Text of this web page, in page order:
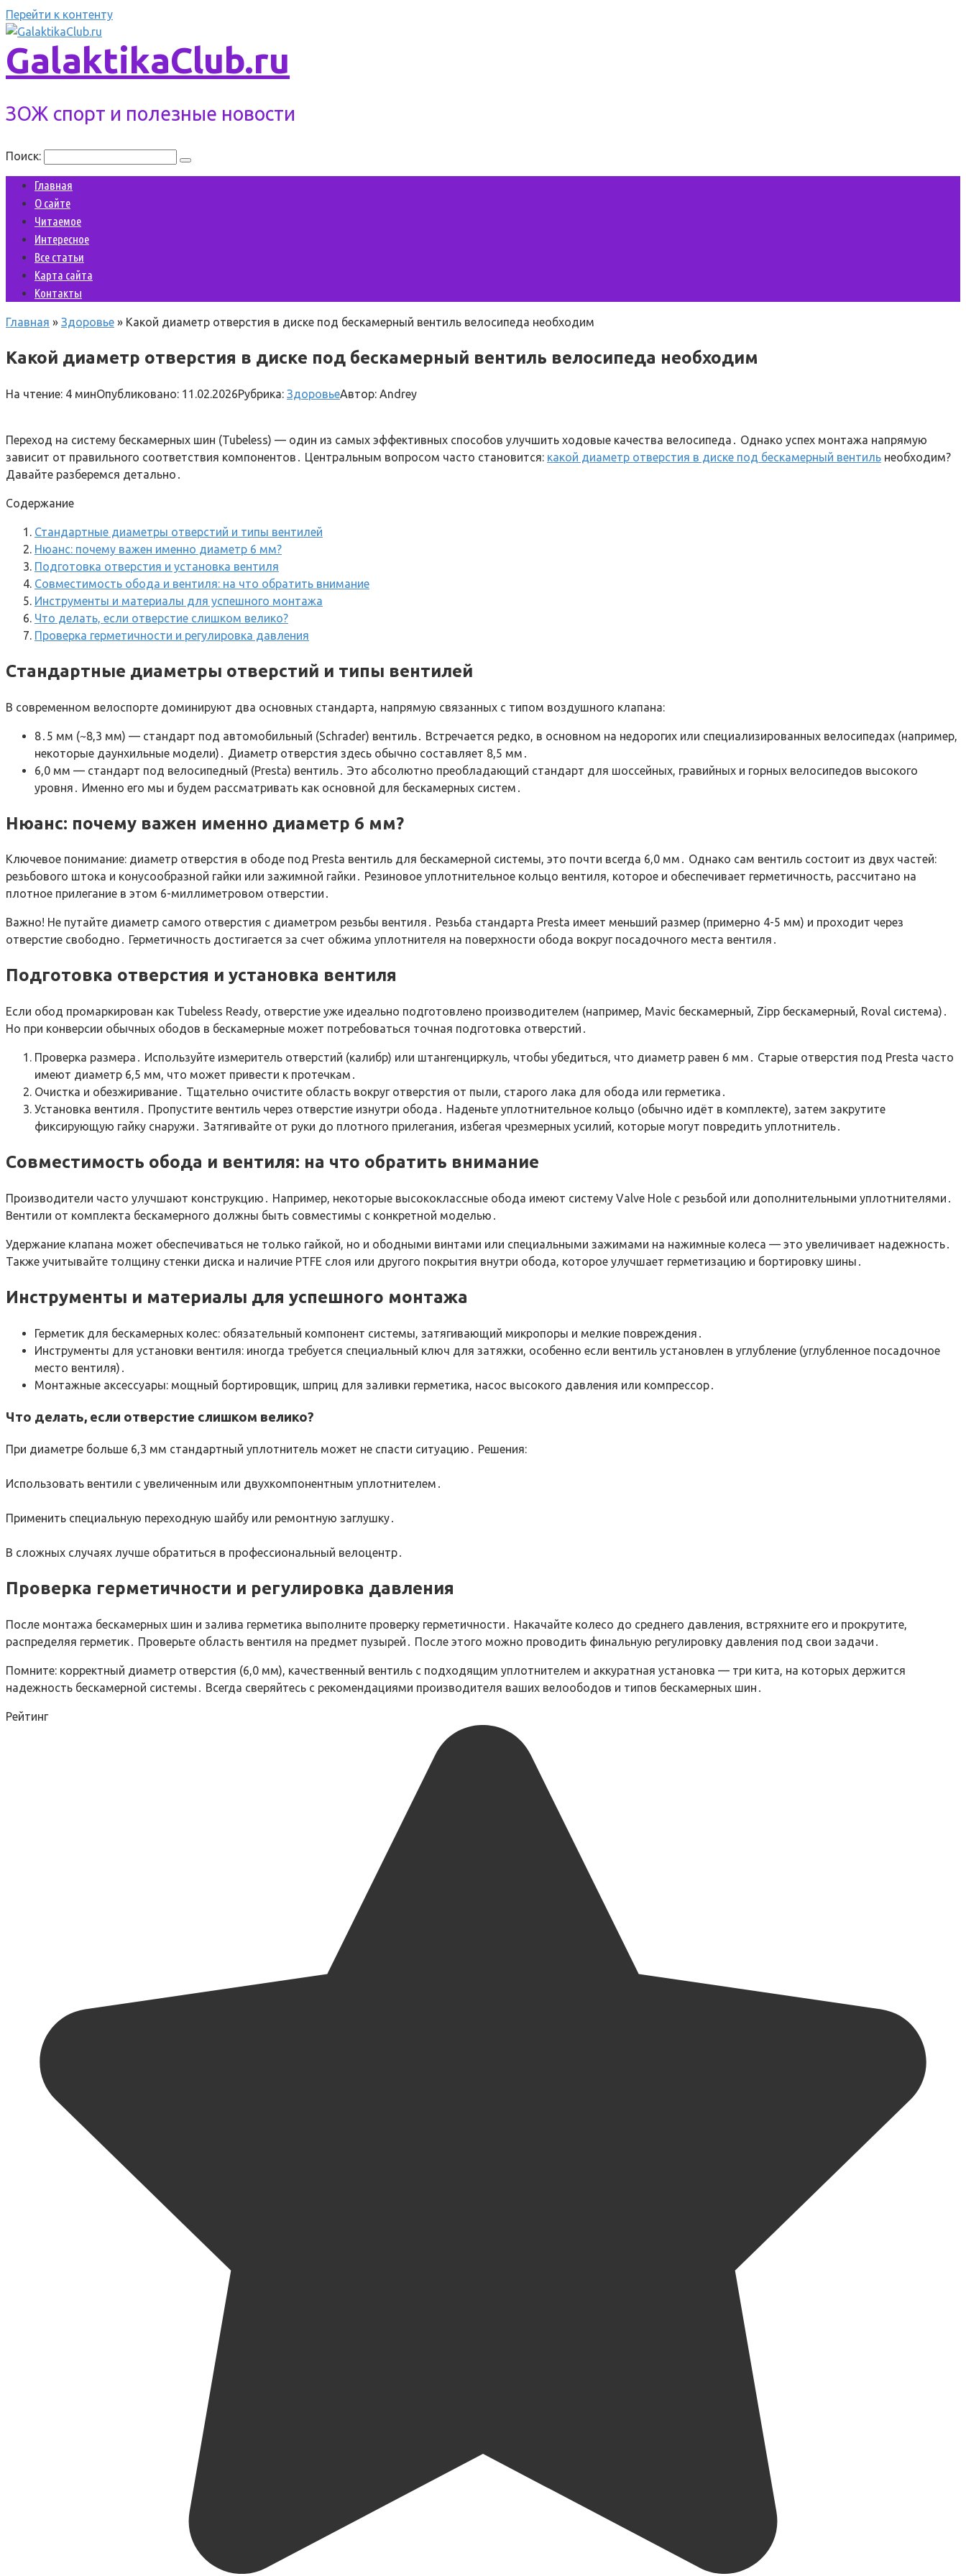
Перейти к контенту
GalaktikaClub.ru
ЗОЖ спорт и полезные новости
Поиск:
Главная
О сайте
Читаемое
Интересное
Все статьи
Карта сайта
Контакты
Главная » Здоровье » Какой диаметр отверстия в диске под бескамерный вентиль велосипеда необходим
Какой диаметр отверстия в диске под бескамерный вентиль велосипеда необходим
На чтение: 4 минОпубликовано: 11.02.2026Рубрика: ЗдоровьеАвтор: Andrey
Переход на систему бескамерных шин (Tubeless) — один из самых эффективных способов улучшить ходовые качества велосипеда․ Однако успех монтажа напрямую
зависит от правильного соответствия компонентов․ Центральным вопросом часто становится: какой диаметр отверстия в диске под бескамерный вентиль необходим?
Давайте разберемся детально․
Содержание
Стандартные диаметры отверстий и типы вентилей
Нюанс: почему важен именно диаметр 6 мм?
Подготовка отверстия и установка вентиля
Совместимость обода и вентиля: на что обратить внимание
Инструменты и материалы для успешного монтажа
Что делать, если отверстие слишком велико?
Проверка герметичности и регулировка давления
Стандартные диаметры отверстий и типы вентилей
В современном велоспорте доминируют два основных стандарта, напрямую связанных с типом воздушного клапана:
8․5 мм (~8,3 мм) — стандарт под автомобильный (Schrader) вентиль․ Встречается редко, в основном на недорогих или специализированных велосипедах (например,
некоторые даунхильные модели)․ Диаметр отверстия здесь обычно составляет 8,5 мм․
6,0 мм — стандарт под велосипедный (Presta) вентиль․ Это абсолютно преобладающий стандарт для шоссейных, гравийных и горных велосипедов высокого
уровня․ Именно его мы и будем рассматривать как основной для бескамерных систем․
Нюанс: почему важен именно диаметр 6 мм?
Ключевое понимание: диаметр отверстия в ободе под Presta вентиль для бескамерной системы, это почти всегда 6,0 мм․ Однако сам вентиль состоит из двух частей:
резьбового штока и конусообразной гайки или зажимной гайки․ Резиновое уплотнительное кольцо вентиля, которое и обеспечивает герметичность, рассчитано на
плотное прилегание в этом 6-миллиметровом отверстии․
Важно! Не путайте диаметр самого отверстия с диаметром резьбы вентиля․ Резьба стандарта Presta имеет меньший размер (примерно 4-5 мм) и проходит через
отверстие свободно․ Герметичность достигается за счет обжима уплотнителя на поверхности обода вокруг посадочного места вентиля․
Подготовка отверстия и установка вентиля
Если обод промаркирован как Tubeless Ready, отверстие уже идеально подготовлено производителем (например, Mavic бескамерный, Zipp бескамерный, Roval система)․
Но при конверсии обычных ободов в бескамерные может потребоваться точная подготовка отверстий․
Проверка размера․ Используйте измеритель отверстий (калибр) или штангенциркуль, чтобы убедиться, что диаметр равен 6 мм․ Старые отверстия под Presta часто
имеют диаметр 6,5 мм, что может привести к протечкам․
Очистка и обезжиривание․ Тщательно очистите область вокруг отверстия от пыли, старого лака для обода или герметика․
Установка вентиля․ Пропустите вентиль через отверстие изнутри обода․ Наденьте уплотнительное кольцо (обычно идёт в комплекте), затем закрутите
фиксирующую гайку снаружи․ Затягивайте от руки до плотного прилегания, избегая чрезмерных усилий, которые могут повредить уплотнитель․
Совместимость обода и вентиля: на что обратить внимание
Производители часто улучшают конструкцию․ Например, некоторые высококлассные обода имеют систему Valve Hole с резьбой или дополнительными уплотнителями․
Вентили от комплекта бескамерного должны быть совместимы с конкретной моделью․
Удержание клапана может обеспечиваться не только гайкой, но и ободными винтами или специальными зажимами на нажимные колеса — это увеличивает надежность․
Также учитывайте толщину стенки диска и наличие PTFE слоя или другого покрытия внутри обода, которое улучшает герметизацию и бортировку шины․
Инструменты и материалы для успешного монтажа
Герметик для бескамерных колес: обязательный компонент системы, затягивающий микропоры и мелкие повреждения․
Инструменты для установки вентиля: иногда требуется специальный ключ для затяжки, особенно если вентиль установлен в углубление (углубленное посадочное
место вентиля)․
Монтажные аксессуары: мощный бортировщик, шприц для заливки герметика, насос высокого давления или компрессор․
Что делать, если отверстие слишком велико?
При диаметре больше 6,3 мм стандартный уплотнитель может не спасти ситуацию․ Решения:
Использовать вентили с увеличенным или двухкомпонентным уплотнителем․
Применить специальную переходную шайбу или ремонтную заглушку․
В сложных случаях лучше обратиться в профессиональный велоцентр․
Проверка герметичности и регулировка давления
После монтажа бескамерных шин и залива герметика выполните проверку герметичности․ Накачайте колесо до среднего давления, встряхните его и прокрутите,
распределяя герметик․ Проверьте область вентиля на предмет пузырей․ После этого можно проводить финальную регулировку давления под свои задачи․
Помните: корректный диаметр отверстия (6,0 мм), качественный вентиль с подходящим уплотнителем и аккуратная установка — три кита, на которых держится
надежность бескамерной системы․ Всегда сверяйтесь с рекомендациями производителя ваших велоободов и типов бескамерных шин․
Рейтинг